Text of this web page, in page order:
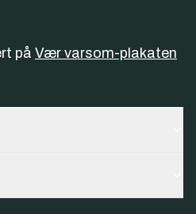
på Vær varsom-plakaten